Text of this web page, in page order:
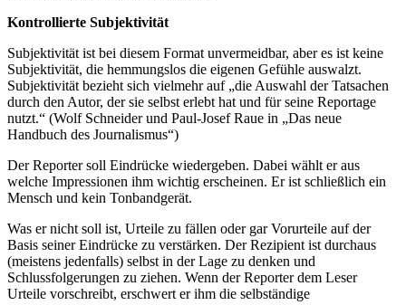
Kontrollierte Subjektivität
Subjektivität ist bei diesem Format unvermeidbar, aber es ist keine
Subjektivität, die hemmungslos die eigenen Gefühle auswalzt.
Subjektivität bezieht sich vielmehr auf „die Auswahl der Tatsachen
durch den Autor, der sie selbst erlebt hat und für seine Reportage
nutzt.“ (Wolf Schneider und Paul-Josef Raue in „Das neue
Handbuch des Journalismus“)
Der Reporter soll Eindrücke wiedergeben. Dabei wählt er aus
welche Impressionen ihm wichtig erscheinen. Er ist schließlich ein
Mensch und kein Tonbandgerät.
Was er nicht soll ist, Urteile zu fällen oder gar Vorurteile auf der
Basis seiner Eindrücke zu verstärken. Der Rezipient ist durchaus
(meistens jedenfalls) selbst in der Lage zu denken und
Schlussfolgerungen zu ziehen. Wenn der Reporter dem Leser
Urteile vorschreibt, erschwert er ihm die selbständige